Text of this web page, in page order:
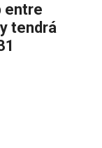
entre
tendrá